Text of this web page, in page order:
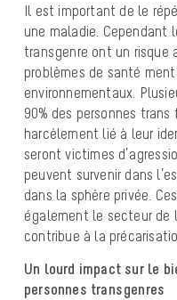
Il est important de le
une maladie. Cependant
transgenre ont un risque
problèmes de santé
environnementaux.
90% des personnes
harcèlement lié à leur
seront victimes
peuvent survenir dans
dans la sphère privée.
également le secteur de
contribue à la
Un lourd impact sur le
personnes transgenres